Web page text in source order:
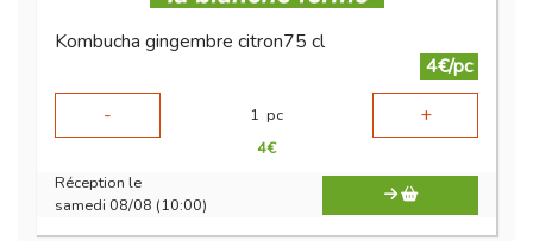
Kombucha gingembre citron75 cl
4€/pc
-
1 pc +
4€
Réception le
samedi 08/08 (10:00)